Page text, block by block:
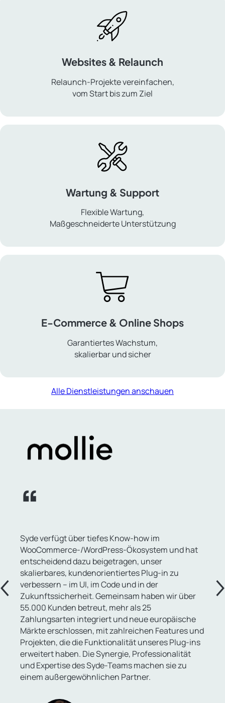
Websites & Relaunch
Relaunch-Projekte vereinfachen,
vom Start bis zum Ziel
&
Wartung & Support
Flexible Wartung,
Maßgeschneiderte Unterstützung
&
E-Commerce & Online Shops
Garantiertes Wachstum,
skalierbar und sicher
Online
Alle Dienstleistungen anschauen
Syde verfügt über tiefes Know-how im
WooCommerce-/WordPress-Ökosystem und hat
entscheidend dazu beigetragen, unser
skalierbares, kundenorientiertes Plug-in zu
verbessern – im UI, im Code und in der
Zukunftssicherheit. Gemeinsam haben wir über
55.000 Kunden betreut, mehr als 25
Zahlungsarten integriert und neue europäische
Märkte erschlossen, mit zahlreichen Features und
Projekten, die die Funktionalität unseres Plug-ins
erweitert haben. Die Synergie, Professionalität
und Expertise des Syde-Teams machen sie zu
einem außergewöhnlichen Partner.